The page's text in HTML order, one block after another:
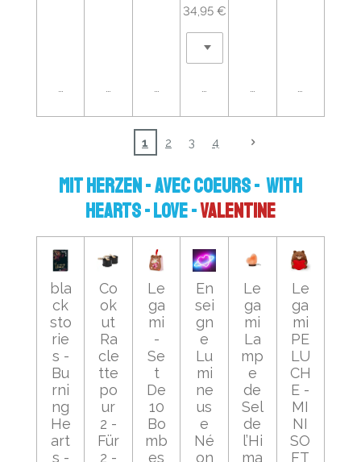
Ajouter au panierAjouter au panierAjouter au panier
34,95 €
Ajouter au panier
Ajouter au panier
Ajouter au
1 2 3 4
MIT HERZEN - AVEC COEURS - WITH
HEARTS - LOVE -Valentine
bla
ck
sto
rie
s -
Bu
rni
ng
He
art
s -
Co
ok
ut
Ra
cle
tte
po
ur
2 -
Für
2 -
Le
ga
mi
-
Se
t
De
10
Bo
mb
es
En
sei
gn
e
Lu
mi
ne
us
e
Né
on
Le
ga
mi
La
mp
e
de
Sel
de
l’Hi
ma
Le
ga
mi
PE
LU
CH
E -
MI
NI
SO
FT